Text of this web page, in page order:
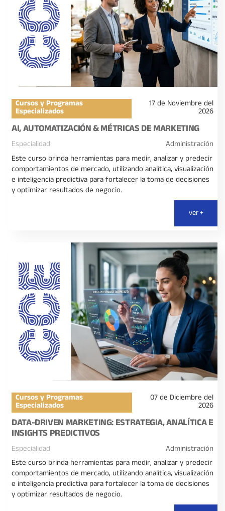
Cursos y Programas
Especializados
17 de Noviembre del
2026
AI, AUTOMATIZACIÓN & MÉTRICAS DE MARKETING
Especialidad
Administración
Este curso brinda herramientas para medir, analizar y predecir
comportamientos de mercado, utilizando analítica, visualización
e inteligencia predictiva para fortalecer la toma de decisiones
y optimizar resultados de negocio.
ver +
Cursos y Programas
Especializados
07 de Diciembre del
2026
DATA-DRIVEN MARKETING: ESTRATEGIA, ANALÍTICA E
INSIGHTS PREDICTIVOS
Especialidad
Administración
Este curso brinda herramientas para medir, analizar y predecir
comportamientos de mercado, utilizando analítica, visualización
e inteligencia predictiva para fortalecer la toma de decisiones
y optimizar resultados de negocio.